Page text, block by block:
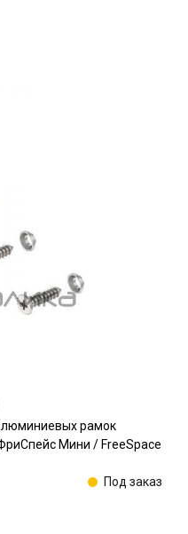
рамок
Мини / FreeSpace
Под заказ